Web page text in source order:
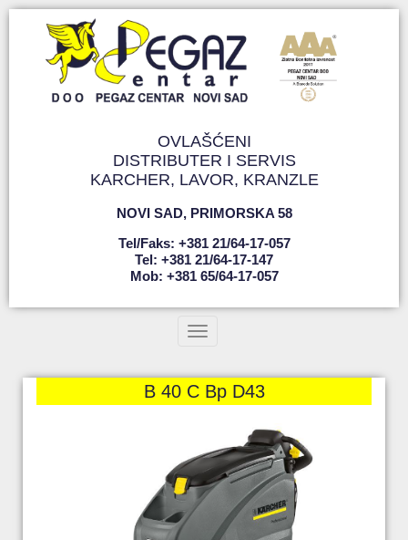
OVLAŠĆENI
DISTRIBUTER I SERVIS
KARCHER, LAVOR, KRANZLE
NOVI SAD, PRIMORSKA 58
Tel/faks: +381 21/64-17-057
Tel: +381 21/64-17-147
Mob: +381 65/64-17-057
Toggle navigation
B 40 C Bp D43